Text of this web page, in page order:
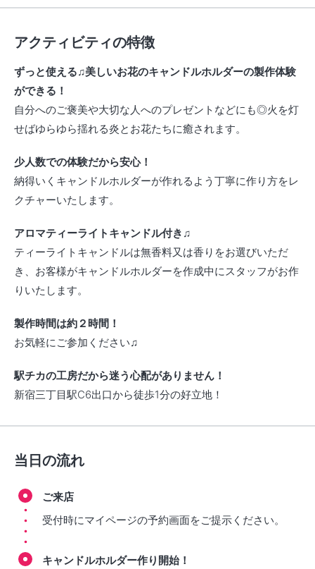
アクティビティの特徴
ずっと使える♫美しいお花のキャンドルホルダーの製作体験
ができる！
自分へのご褒美や大切な人へのプレゼントなどにも◎火を灯
せばゆらゆら揺れる炎とお花たちに癒されます。
少人数での体験だから安心！
納得いくキャンドルホルダーが作れるよう丁寧に作り方をレ
クチャーいたします。
アロマティーライトキャンドル付き♫
ティーライトキャンドルは無香料又は香りをお選びいただ
き、お客様がキャンドルホルダーを作成中にスタッフがお作
りいたします。
製作時間は約２時間！
お気軽にご参加ください♫
駅チカの工房だから迷う心配がありません！
新宿三丁目駅C6出口から徒歩1分の好立地！
当日の流れ
ご来店
受付時にマイページの予約画面をご提示ください。
キャンドルホルダー作り開始！